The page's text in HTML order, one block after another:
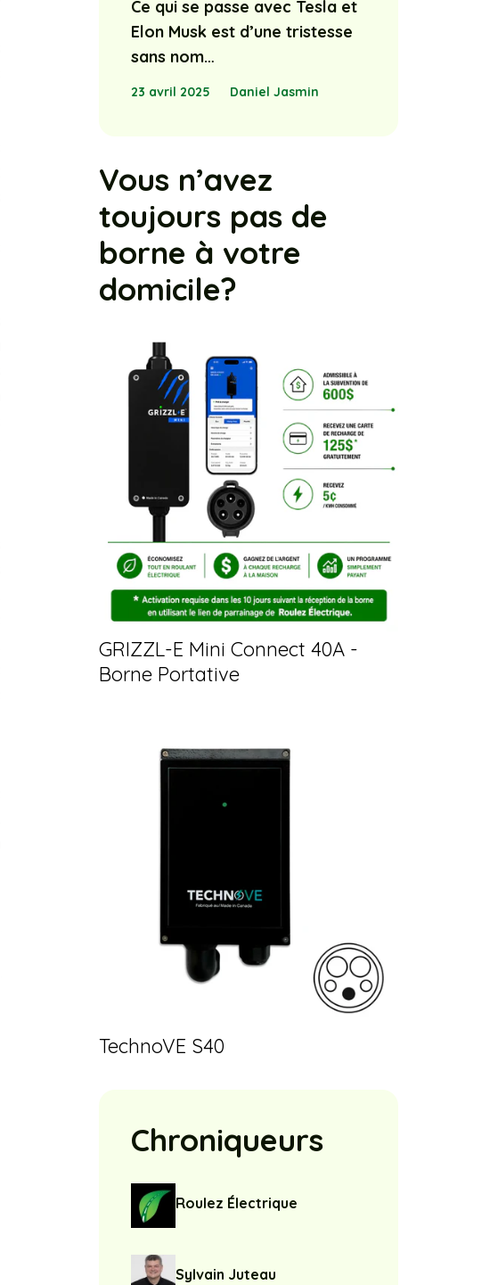
Ce qui se passe avec Tesla et
Elon Musk est d’une tristesse
sans nom…
23 avril 2025 Daniel Jasmin
Vous n’avez
toujours pas de
borne à votre
domicile?
GRIZZL-E Mini Connect 40A -
Borne Portative
TechnoVE S40
Chroniqueurs
Roulez Électrique
Sylvain Juteau